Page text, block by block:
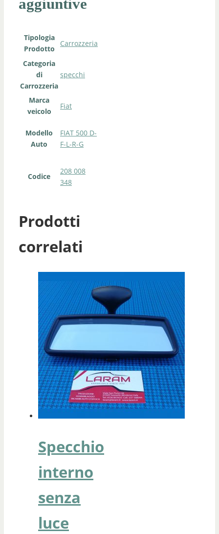
aggiuntive
Tipologia
Prodotto
Carrozzeria
Categoria
di
Carrozzeria
specchi
Marca
veicolo
Fiat
Modello
Auto
FIAT 500 D-
F-L-R-G
Codice
208 008
348
Prodotti
correlati
Specchio
interno
senza
luce